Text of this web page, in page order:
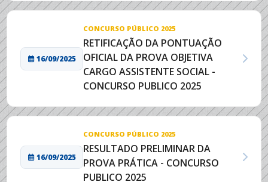
16/09/2025
CONCURSO PÚBLICO 2025
RETIFICAÇÃO DA PONTUAÇÃO
OFICIAL DA PROVA OBJETIVA 
CARGO ASSISTENTE SOCIAL -
CONCURSO PUBLICO 2025
16/09/2025
CONCURSO PÚBLICO 2025
RESULTADO PRELIMINAR DA
PROVA PRÁTICA - CONCURSO
PUBLICO 2025